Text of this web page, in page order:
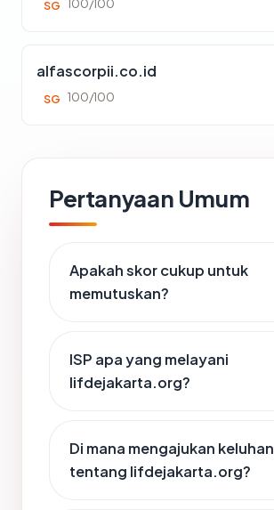
SG 100/100
alfascorpii.co.id
SG 100/100
Pertanyaan Umum
Apakah skor cukup untuk
memutuskan?
ISP apa yang melayani
lifdejakarta.org?
Di mana mengajukan keluhan
tentang lifdejakarta.org?